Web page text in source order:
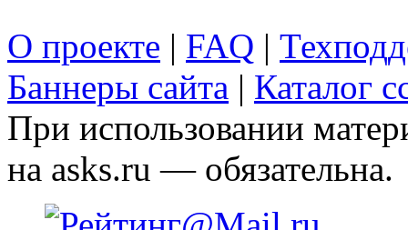
О проекте | FAQ |
Баннеры сайта | Каталог
При использовании
на asks.ru — обязательна.